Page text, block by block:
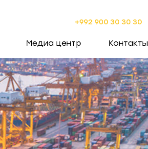
+992 900 30 30 30
Медиа центр Контакты